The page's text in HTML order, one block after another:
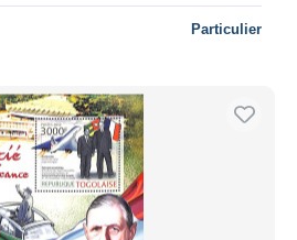
Particulier